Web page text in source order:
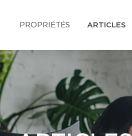
PROPRIÉTÉS ARTICLES